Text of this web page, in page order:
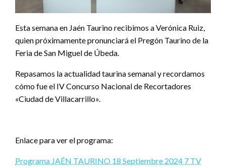
Esta semana en Jaén Taurino recibimos a Verónica Ruiz,
quien próximamente pronunciará el Pregón Taurino de la
Feria de San Miguel de Úbeda.
Repasamos la actualidad taurina semanal y recordamos
cómo fue el IV Concurso Nacional de Recortadores
«Ciudad de Villacarrillo».
Enlace para ver el programa:
Programa JAÉN TAURINO 18 Septiembre 2024 7 TV